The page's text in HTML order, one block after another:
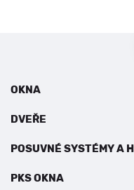
OKNA
DVEŘE
POSUVNÉ SYSTÉMY A
PKS OKNA